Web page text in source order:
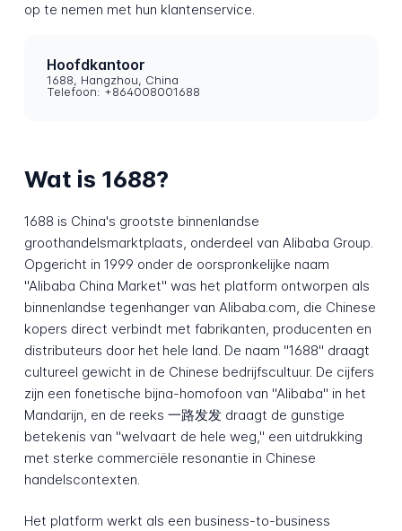
op te nemen met hun klantenservice.
Hoofdkantoor
1688, Hangzhou, China
Telefoon: +864008001688
Wat is 1688?
1688 is China's grootste binnenlandse
groothandelsmarktplaats, onderdeel van Alibaba Group.
Opgericht in 1999 onder de oorspronkelijke naam
"Alibaba China Market" was het platform ontworpen als
binnenlandse tegenhanger van Alibaba.com, die Chinese
kopers direct verbindt met fabrikanten, producenten en
distributeurs door het hele land. De naam "1688" draagt
cultureel gewicht in de Chinese bedrijfscultuur. De cijfers
zijn een fonetische bijna-homofoon van "Alibaba" in het
Mandarijn, en de reeks 一路发发 draagt de gunstige
betekenis van "welvaart de hele weg," een uitdrukking
met sterke commerciële resonantie in Chinese
handelscontexten.
Het platform werkt als een business-to-business